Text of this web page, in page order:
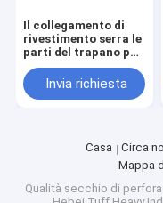
Il collegamento di
rivestimento serra le
parti del trapano per
i tubi di rivestimento
doppiInvia richiesta
Casa Circa
Mappa
Qualità secchio di